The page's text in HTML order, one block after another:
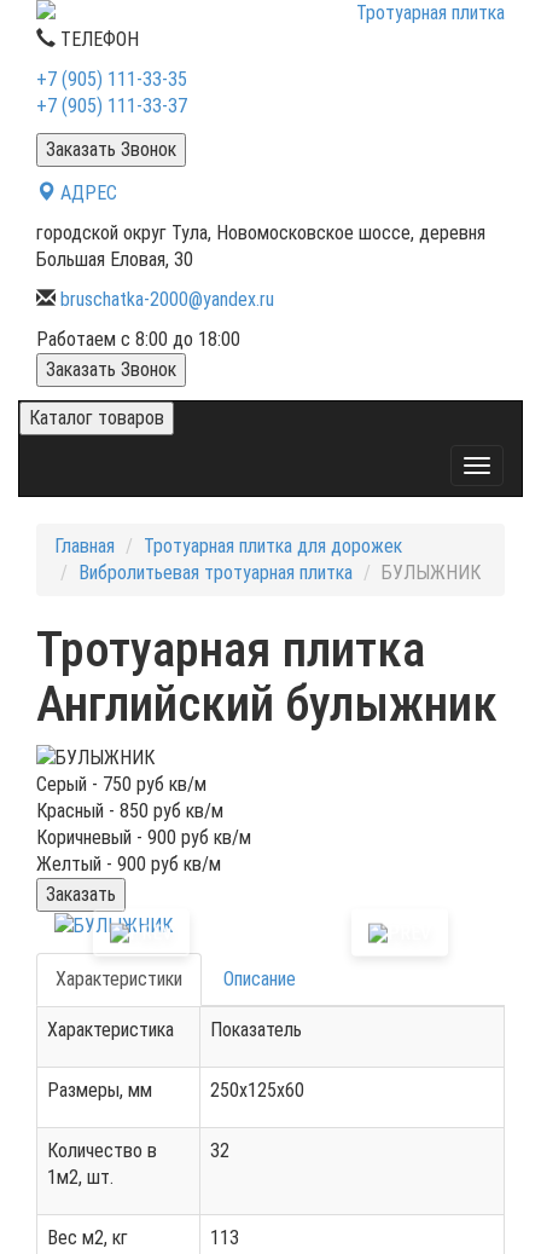
ТЕЛЕФОН
+7 (905) 111-33-35
+7 (905) 111-33-37
Заказать Звонок
АДРЕС
городской округ Тула, Новомосковское шоссе, деревня
Большая Еловая, 30
bruschatka-2000@yandex.ru
Работаем с 8:00 до 18:00
Заказать Звонок
Каталог товаров
Toggle
Главная
Тротуарная плитка для дорожек
Вибролитьевая тротуарная плитка
БУЛЫЖНИК
Тротуарная плитка
Английский булыжник
Серый - 750 руб кв/м
Красный - 850 руб кв/м
Коричневый - 900 руб кв/м
Желтый - 900 руб кв/м
Заказать
Характеристики Описание
Характеристика Показатель
Размеры, мм 250x125x60
Количество в
1м2, шт.
32
Вес м2, кг 113